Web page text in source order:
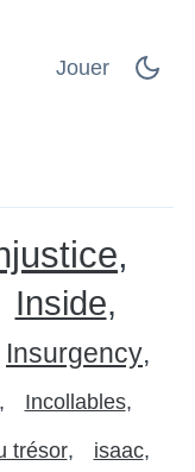
Jouer
Inside
Insurgency
Incollables
trésor isaac